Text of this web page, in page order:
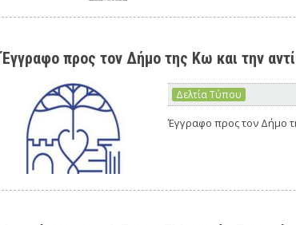
Έγγραφο προς τον Δήμο της Κω και την
Δελτία Τύπου
Έγγραφο προς τον Δήμο